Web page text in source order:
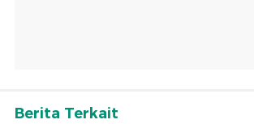
Berita Terkait